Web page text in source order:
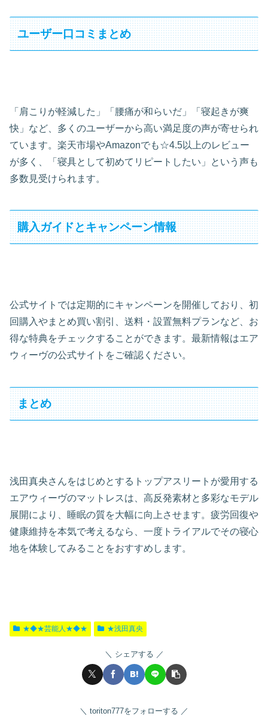
ユーザー口コミまとめ
「肩こりが軽減した」「腰痛が和らいだ」「寝起きが爽
快」など、多くのユーザーから高い満足度の声が寄せられ
ています。楽天市場やAmazonでも☆4.5以上のレビュー
が多く、「寝具として初めてリピートしたい」という声も
多数見受けられます。
購入ガイドとキャンペーン情報
公式サイトでは定期的にキャンペーンを開催しており、初
回購入やまとめ買い割引、送料・設置無料プランなど、お
得な特典をチェックすることができます。最新情報はエア
ウィーヴの公式サイトをご確認ください。
まとめ
浅田真央さんをはじめとするトップアスリートが愛用する
エアウィーヴのマットレスは、高反発素材と多彩なモデル
展開により、睡眠の質を大幅に向上させます。疲労回復や
健康維持を本気で考えるなら、一度トライアルでその寝心
地を体験してみることをおすすめします。
★◆★芸能人★◆★ ★浅田真央
シェアする
toriton777をフォローする